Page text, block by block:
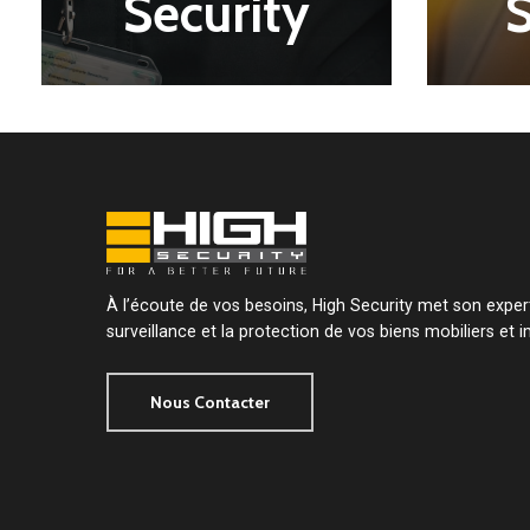
Security
À l’écoute de vos besoins, High Security met son
surveillance et la protection de vos biens mobiliers et
Nous Contacter